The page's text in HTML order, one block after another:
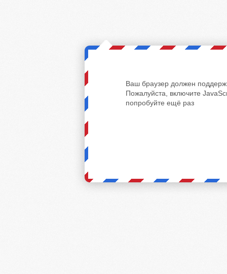
Ваш браузер должен
Пожалуйста, включите
попробуйте ещё раз